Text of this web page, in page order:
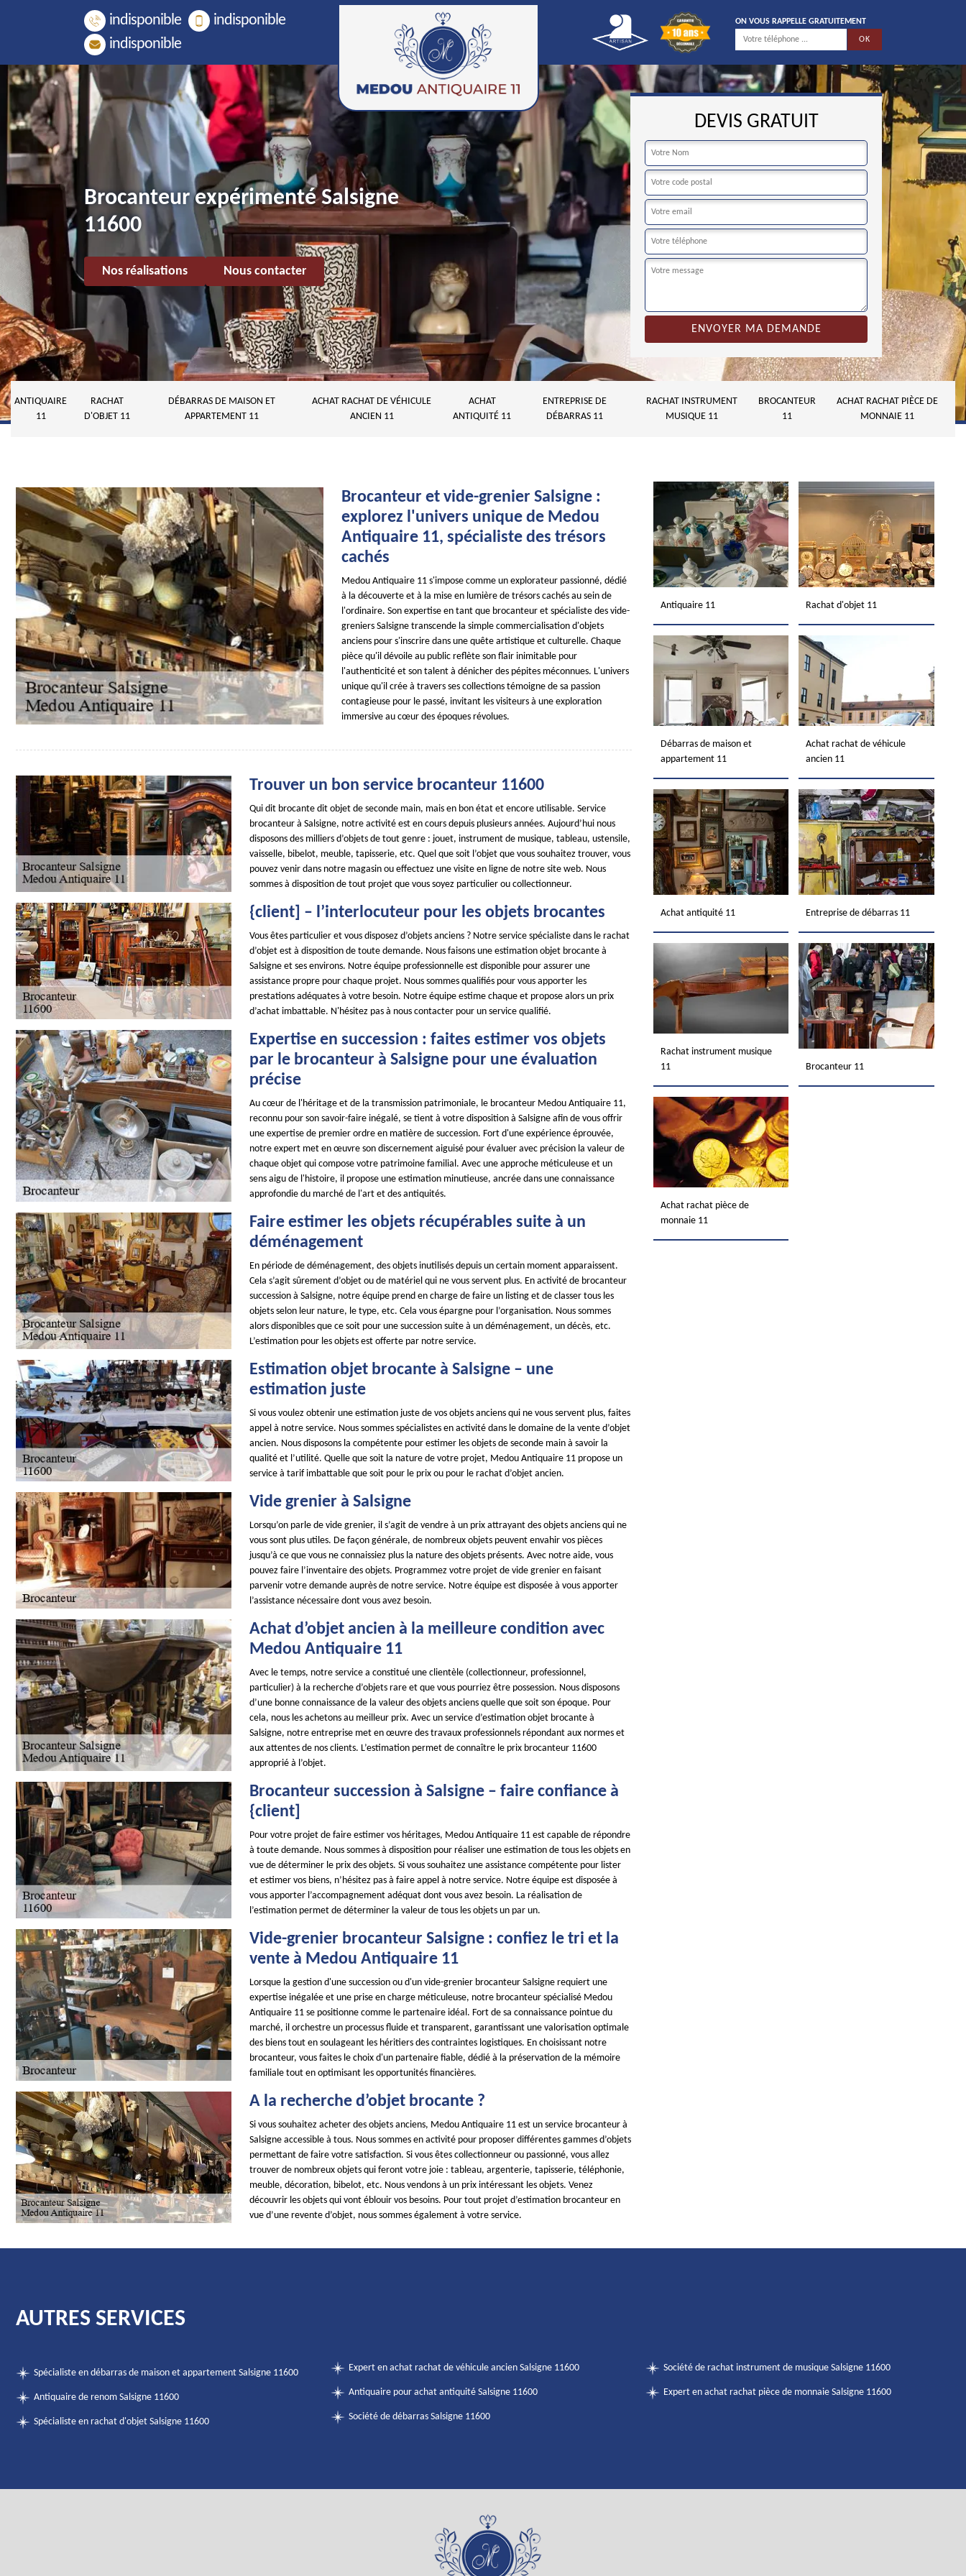
indisponible
indisponible
indisponible
ON VOUS RAPPELLE GRATUITEMENT
Brocanteur expérimenté Salsigne
11600
Nos réalisations Nous contacter
DEVIS GRATUIT
ANTIQUAIRE
11
RACHAT
D'OBJET 11
DÉBARRAS DE MAISON ET
APPARTEMENT 11
ACHAT RACHAT DE VÉHICULE
ANCIEN 11
ACHAT
ANTIQUITÉ 11
ENTREPRISE DE
DÉBARRAS 11
RACHAT INSTRUMENT
MUSIQUE 11
BROCANTEUR
11
ACHAT RACHAT PIÈCE DE
MONNAIE 11
Brocanteur et vide-grenier Salsigne :
explorez l'univers unique de Medou
Antiquaire 11, spécialiste des trésors
cachés
Medou Antiquaire 11 s'impose comme un explorateur passionné, dédié
à la découverte et à la mise en lumière de trésors cachés au sein de
l'ordinaire. Son expertise en tant que brocanteur et spécialiste des vide-
greniers Salsigne transcende la simple commercialisation d'objets
anciens pour s'inscrire dans une quête artistique et culturelle. Chaque
pièce qu'il dévoile au public reflète son flair inimitable pour
l'authenticité et son talent à dénicher des pépites méconnues. L'univers
unique qu'il crée à travers ses collections témoigne de sa passion
contagieuse pour le passé, invitant les visiteurs à une exploration
immersive au cœur des époques révolues.
Trouver un bon service brocanteur 11600
Qui dit brocante dit objet de seconde main, mais en bon état et encore utilisable. Service
brocanteur à Salsigne, notre activité est en cours depuis plusieurs années. Aujourd’hui nous
disposons des milliers d’objets de tout genre : jouet, instrument de musique, tableau, ustensile,
vaisselle, bibelot, meuble, tapisserie, etc. Quel que soit l’objet que vous souhaitez trouver, vous
pouvez venir dans notre magasin ou effectuez une visite en ligne de notre site web. Nous
sommes à disposition de tout projet que vous soyez particulier ou collectionneur.
{client] – l’interlocuteur pour les objets brocantes
Vous êtes particulier et vous disposez d’objets anciens ? Notre service spécialiste dans le rachat
d’objet est à disposition de toute demande. Nous faisons une estimation objet brocante à
Salsigne et ses environs. Notre équipe professionnelle est disponible pour assurer une
assistance propre pour chaque projet. Nous sommes qualifiés pour vous apporter les
prestations adéquates à votre besoin. Notre équipe estime chaque et propose alors un prix
d’achat imbattable. N'hésitez pas à nous contacter pour un service qualifié.
Expertise en succession : faites estimer vos objets
par le brocanteur à Salsigne pour une évaluation
précise
Au cœur de l'héritage et de la transmission patrimoniale, le brocanteur Medou Antiquaire 11,
reconnu pour son savoir-faire inégalé, se tient à votre disposition à Salsigne afin de vous offrir
une expertise de premier ordre en matière de succession. Fort d'une expérience éprouvée,
notre expert met en œuvre son discernement aiguisé pour évaluer avec précision la valeur de
chaque objet qui compose votre patrimoine familial. Avec une approche méticuleuse et un
sens aigu de l'histoire, il propose une estimation minutieuse, ancrée dans une connaissance
approfondie du marché de l'art et des antiquités.
Faire estimer les objets récupérables suite à un
déménagement
En période de déménagement, des objets inutilisés depuis un certain moment apparaissent.
Cela s’agit sûrement d’objet ou de matériel qui ne vous servent plus. En activité de brocanteur
succession à Salsigne, notre équipe prend en charge de faire un listing et de classer tous les
objets selon leur nature, le type, etc. Cela vous épargne pour l’organisation. Nous sommes
alors disponibles que ce soit pour une succession suite à un déménagement, un décès, etc.
L’estimation pour les objets est offerte par notre service.
Estimation objet brocante à Salsigne – une
estimation juste
Si vous voulez obtenir une estimation juste de vos objets anciens qui ne vous servent plus, faites
appel à notre service. Nous sommes spécialistes en activité dans le domaine de la vente d’objet
ancien. Nous disposons la compétente pour estimer les objets de seconde main à savoir la
qualité et l’utilité. Quelle que soit la nature de votre projet, Medou Antiquaire 11 propose un
service à tarif imbattable que soit pour le prix ou pour le rachat d’objet ancien.
Vide grenier à Salsigne
Lorsqu’on parle de vide grenier, il s’agit de vendre à un prix attrayant des objets anciens qui ne
vous sont plus utiles. De façon générale, de nombreux objets peuvent envahir vos pièces
jusqu’à ce que vous ne connaissiez plus la nature des objets présents. Avec notre aide, vous
pouvez faire l’inventaire des objets. Programmez votre projet de vide grenier en faisant
parvenir votre demande auprès de notre service. Notre équipe est disposée à vous apporter
l’assistance nécessaire dont vous avez besoin.
Achat d’objet ancien à la meilleure condition avec
Medou Antiquaire 11
Avec le temps, notre service a constitué une clientèle (collectionneur, professionnel,
particulier) à la recherche d’objets rare et que vous pourriez être possession. Nous disposons
d’une bonne connaissance de la valeur des objets anciens quelle que soit son époque. Pour
cela, nous les achetons au meilleur prix. Avec un service d’estimation objet brocante à
Salsigne, notre entreprise met en œuvre des travaux professionnels répondant aux normes et
aux attentes de nos clients. L’estimation permet de connaître le prix brocanteur 11600
approprié à l’objet.
Brocanteur succession à Salsigne – faire confiance à
{client]
Pour votre projet de faire estimer vos héritages, Medou Antiquaire 11 est capable de répondre
à toute demande. Nous sommes à disposition pour réaliser une estimation de tous les objets en
vue de déterminer le prix des objets. Si vous souhaitez une assistance compétente pour lister
et estimer vos biens, n’hésitez pas à faire appel à notre service. Notre équipe est disposée à
vous apporter l’accompagnement adéquat dont vous avez besoin. La réalisation de
l’estimation permet de déterminer la valeur de tous les objets un par un.
Vide-grenier brocanteur Salsigne : confiez le tri et la
vente à Medou Antiquaire 11
Lorsque la gestion d'une succession ou d'un vide-grenier brocanteur Salsigne requiert une
expertise inégalée et une prise en charge méticuleuse, notre brocanteur spécialisé Medou
Antiquaire 11 se positionne comme le partenaire idéal. Fort de sa connaissance pointue du
marché, il orchestre un processus fluide et transparent, garantissant une valorisation optimale
des biens tout en soulageant les héritiers des contraintes logistiques. En choisissant notre
brocanteur, vous faites le choix d'un partenaire fiable, dédié à la préservation de la mémoire
familiale tout en optimisant les opportunités financières.
A la recherche d’objet brocante ?
Si vous souhaitez acheter des objets anciens, Medou Antiquaire 11 est un service brocanteur à
Salsigne accessible à tous. Nous sommes en activité pour proposer différentes gammes d’objets
permettant de faire votre satisfaction. Si vous êtes collectionneur ou passionné, vous allez
trouver de nombreux objets qui feront votre joie : tableau, argenterie, tapisserie, téléphonie,
meuble, décoration, bibelot, etc. Nous vendons à un prix intéressant les objets. Venez
découvrir les objets qui vont éblouir vos besoins. Pour tout projet d’estimation brocanteur en
vue d’une revente d’objet, nous sommes également à votre service.
Antiquaire 11 Rachat d'objet 11
Débarras de maison et
appartement 11
Achat rachat de véhicule
ancien 11
Achat antiquité 11 Entreprise de débarras 11
Rachat instrument musique
11
Brocanteur 11
Achat rachat pièce de
monnaie 11
AUTRES SERVICES
Spécialiste en débarras de maison et appartement Salsigne 11600
Antiquaire de renom Salsigne 11600
Spécialiste en rachat d'objet Salsigne 11600
Expert en achat rachat de véhicule ancien Salsigne 11600
Antiquaire pour achat antiquité Salsigne 11600
Société de débarras Salsigne 11600
Société de rachat instrument de musique Salsigne 11600
Expert en achat rachat pièce de monnaie Salsigne 11600